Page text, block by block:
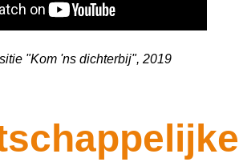
"Kom 'ns dichterbij", 2019